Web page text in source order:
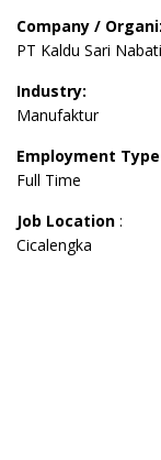
Company /
PT Kaldu Sari
Industry:
Manufaktur
Employment Type
Full Time
Job Location :
Cicalengka